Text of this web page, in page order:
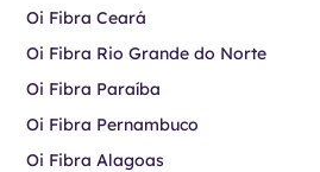
Oi Fibra Ceará
Oi Fibra Rio Grande do Norte
Oi Fibra Paraíba
Oi Fibra Pernambuco
Oi Fibra Alagoas